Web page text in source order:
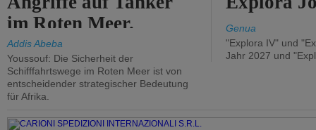
im Roten Meer.
Addis Abeba
Youssouf: Die Sicherheit der
Schifffahrtswege im Roten Meer ist von
entscheidender strategischer Bedeutung
für Afrika.
Genua
"Explora IV" und
Jahr 2027 und